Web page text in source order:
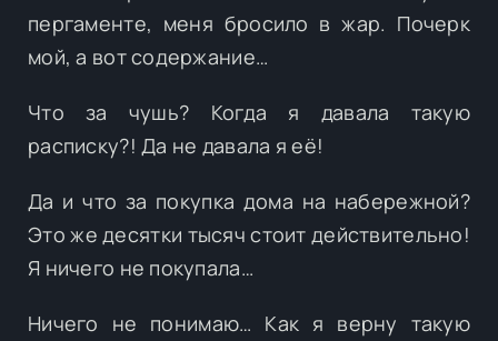
пергаменте, меня бросило в жар. Почерк
мой, а вот содержание…
Что за чушь? Когда я давала такую
расписку?! Да не давала я её!
Да и что за покупка дома на набережной?
Это же десятки тысяч стоит действительно!
Я ничего не покупала…
Ничего не понимаю… Как я верну такую